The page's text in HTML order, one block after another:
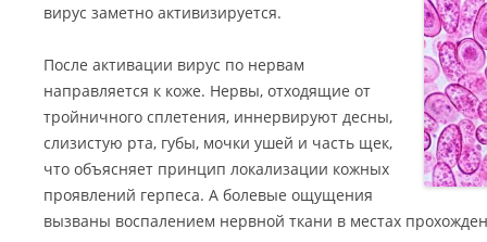
вирус заметно активизируется.
После активации вирус по нервам
направляется к коже. Нервы, отходящие от
тройничного сплетения, иннервируют десны,
слизистую рта, губы, мочки ушей и часть щек,
что объясняет принцип локализации кожных
проявлений герпеса. А болевые ощущения
вызваны воспалением нервной ткани в местах